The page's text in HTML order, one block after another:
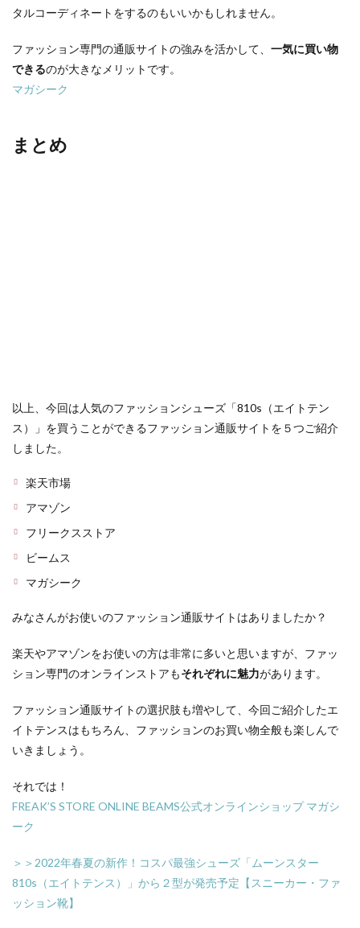
タルコーディネートをするのもいいかもしれません。
ファッション専門の通販サイトの強みを活かして、 一気に買い物
できるのが大きなメリットです。
マガシーク
まとめ
以上、今回は人気のファッションシューズ「810s（エイトテン
ス）」を買うことができるファッション通販サイトを５つご紹介
しました。
楽天市場
アマゾン
フリークスストア
ビームス
マガシーク
みなさんがお使いのファッション通販サイトはありましたか？
楽天やアマゾンをお使いの方は非常に多いと思いますが、ファッ
ション専門のオンラインストアもそれぞれに魅力があります。
ファッション通販サイトの選択肢も増やして、今回ご紹介したエ
イトテンスはもちろん、ファッションのお買い物全般も楽しんで
いきましょう。
それでは！
FREAK’S STORE ONLINE BEAMS公式オンラインショップ マガシ
ーク
＞＞2022年春夏の新作！コスパ最強シューズ「ムーンスター
810s（エイトテンス）」から２型が発売予定【スニーカー・ファ
ッション靴】